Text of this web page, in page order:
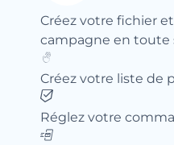
Créez votre fichier
campagne en toute
Créez votre liste de
Réglez votre